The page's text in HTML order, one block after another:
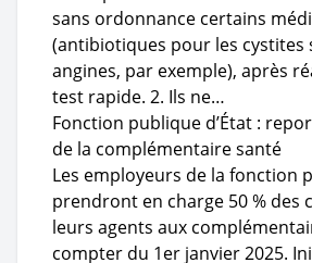
sans ordonnance certains
(antibiotiques pour les cystites
angines, par exemple), après
test rapide. 2. Ils ne…
Fonction publique d’État :
de la complémentaire santé
Les employeurs de la fonction
prendront en charge 50 % des
leurs agents aux
compter du 1er janvier 2025.